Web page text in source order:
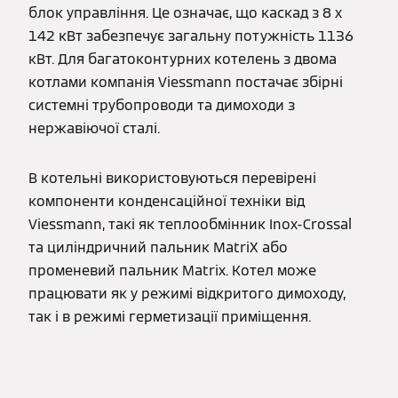
блок управління. Це означає, що каскад з 8 x
142 кВт забезпечує загальну потужність 1136
кВт. Для багатоконтурних котелень з двома
котлами компанія Viessmann постачає збірні
системні трубопроводи та димоходи з
нержавіючої сталі.
В котельні використовуються перевірені
компоненти конденсаційної техніки від
Viessmann, такі як теплообмінник Inox-Crossal
та циліндричний пальник MatriX або
променевий пальник Matrix. Котел може
працювати як у режимі відкритого димоходу,
так і в режимі герметизації приміщення.